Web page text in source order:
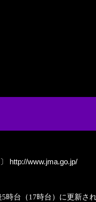
http://www.jma.go.jp/
台（17時台）に更新